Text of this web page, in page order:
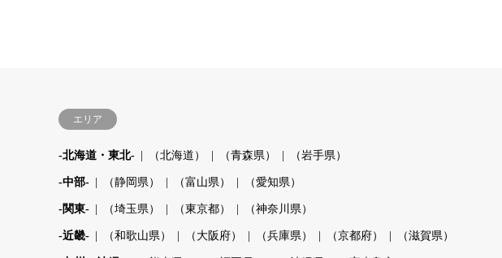
エリア
-北海道・東北- （北海道） （青森県） （岩手県）
-中部- （静岡県） （富山県） （愛知県）
-関東- （埼玉県） （東京都） （神奈川県）
-近畿- （和歌山県） （大阪府） （兵庫県） （京都府） （滋賀県）